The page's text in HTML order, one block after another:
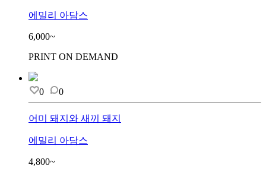
에밀리 아담스
6,000~
PRINT ON DEMAND
0 0
어미 돼지와 새끼 돼지
에밀리 아담스
4,800~